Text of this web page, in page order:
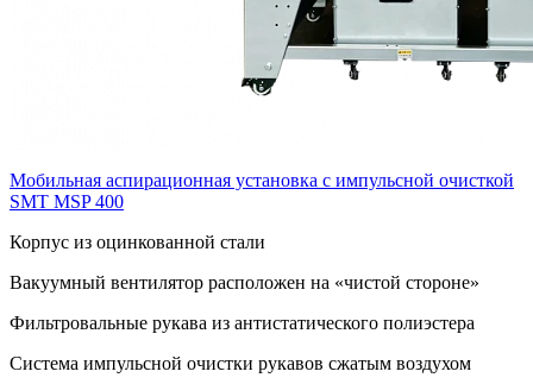
Мобильная аспирационная установка с импульсной очисткой
SMT MSP 400
Корпус из оцинкованной стали
Вакуумный вентилятор расположен на «чистой стороне»
Фильтровальные рукава из антистатического полиэстера
Система импульсной очистки рукавов сжатым воздухом